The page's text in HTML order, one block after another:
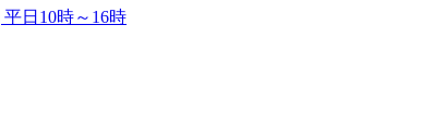
日10時～16時